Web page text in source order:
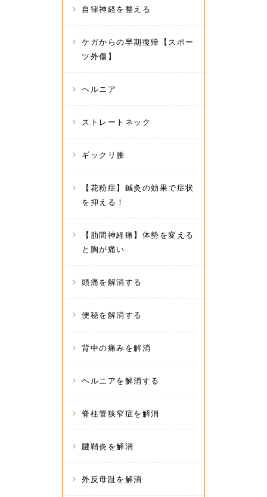
自律神経を整える
ケガからの早期復帰【スポー
ツ外傷】
ヘルニア
ストレートネック
ギックリ腰
【花粉症】鍼灸の効果で症状
を抑える！
【肋間神経痛】体勢を変える
と胸が痛い
頭痛を解消する
便秘を解消する
背中の痛みを解消
ヘルニアを解消する
脊柱管狭窄症を解消
腱鞘炎を解消
外反母趾を解消